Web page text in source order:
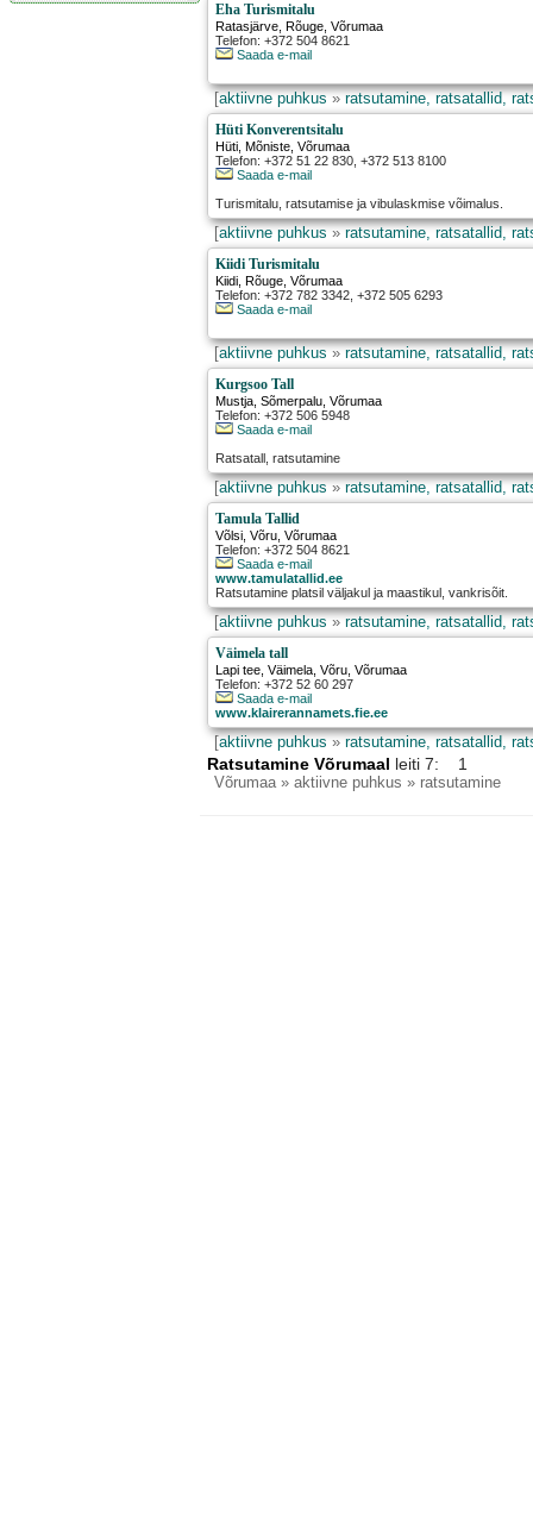
Eha Turismitalu
Ratasjärve Rõuge , Võrumaa
Telefon: +372 504 8621
Saada e-mail
[aktiivne puhkus»ratsutamine, ratsatallid,
Hüti Konverentsitalu
Hüti Mõniste , Võrumaa
Telefon: +372 51 22 830, +372 513 8100
Saada e-mail
Turismitalu, ratsutamise ja vibulaskmise võimalus.
[aktiivne puhkus»ratsutamine, ratsatallid,
Kiidi Turismitalu
Kiidi Rõuge , Võrumaa
Telefon: +372 782 3342, +372 505 6293
Saada e-mail
[aktiivne puhkus»ratsutamine, ratsatallid,
Kurgsoo Tall
Mustja ,Sõmerpalu , Võrumaa
Telefon: +372 506 5948
Saada e-mail
Ratsatall, ratsutamine
[aktiivne puhkus»ratsutamine, ratsatallid,
Tamula Tallid
Võlsi ,Võru , Võrumaa
Telefon: +372 504 8621
Saada e-mail
www.tamulatallid.ee
Ratsutamine platsil väljakul ja maastikul, vankrisõit.
[aktiivne puhkus»ratsutamine, ratsatallid,
Väimela tall
Lapi tee, Väimela ,Võru , Võrumaa
Telefon: +372 52 60 297
Saada e-mail
www.klairerannamets.fie.ee
[aktiivne puhkus»ratsutamine, ratsatallid,
Ratsutamine Võrumaal leiti 7: 1
Võrumaa» aktiivne puhkus » ratsutamine